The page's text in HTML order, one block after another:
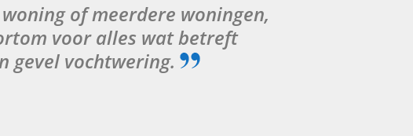
of meerdere woningen,
voor alles wat betreft
gevel vochtwering.